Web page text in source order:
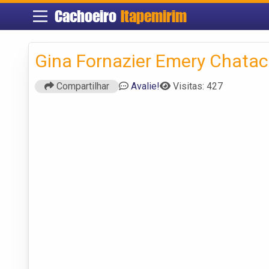
Cachoeiro Itapemirim
Gina Fornazier Emery
Compartilhar Avalie! Visitas: 427